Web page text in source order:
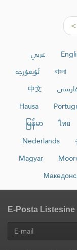
عربي
ئۇيغۇرچە
বাংলা
中文
Hausa
မြန်မာ
ไทย
Nederlands
Magyar
E-Posta Listesine